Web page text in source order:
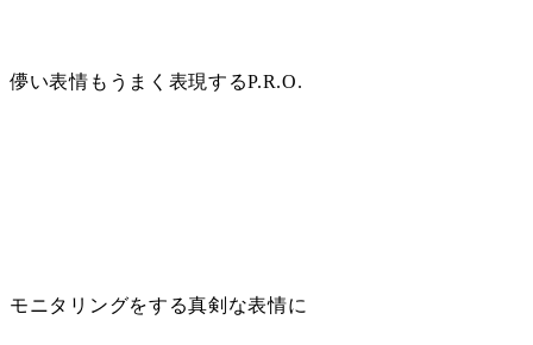
儚い表情もうまく表現するP.R.O.
モニタリングをする真剣な表情に